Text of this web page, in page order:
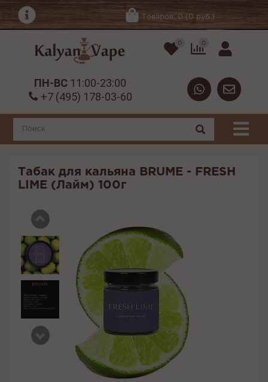
Товаров: 0 (0 руб.)
0 0
ПН-ВС 11:00-23:00
+7 (495) 178-03-60
Табак для кальяна BRUME - FRESH
LIME (Лайм) 100г